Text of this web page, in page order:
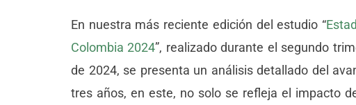
En nuestra más reciente edición del estudio “
Colombia 2024”, realizado durante el segundo
de 2024, se presenta un análisis detallado del
tres años, en este, no solo se refleja el impacto